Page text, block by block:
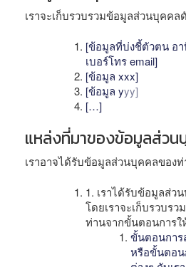
เราจะเก็บรวบรวมข้อมูลส่วนบุคคล
[ข้อมูลที่บ่งชี้ตัวตน อ
เบอร์โทร email]
[ข้อมูล xxx]
[ข้อมูล yyy]
[…]
แหล่งที่มาของข้อมูลส่วน
เราอาจได้รับข้อมูลส่วนบุคคลของ
1. เราได้รับข้อมูลส่ว
โดยเราจะเก็บรวบร
ท่านจากขั้นตอนการใ
ขั้นตอนการ
หรือขั้นตอน